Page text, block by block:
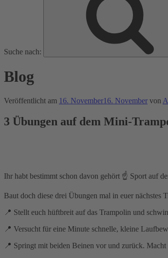
Suche nach:
Blog
Veröffentlicht am 16. November16. November von
3 Übungen auf dem Mini-
Ihr habt bestimmt schon davon gehört ☝️ Sport auf
Baut doch diese drei Übungen mal in euer nächstes
📍 Stellt euch hüftbreit auf das Trampolin und
📍 Versucht für eine Minute schnelle, kleine
📍 Springt mit beiden Beinen vor und zurück.